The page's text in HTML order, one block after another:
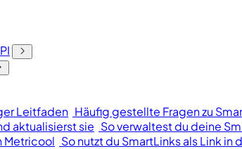
Leitfaden Häufig gestellte Fragen zu
aktualisierst sie So verwaltest du deine
Metricool So nutzt du SmartLinks als Link in